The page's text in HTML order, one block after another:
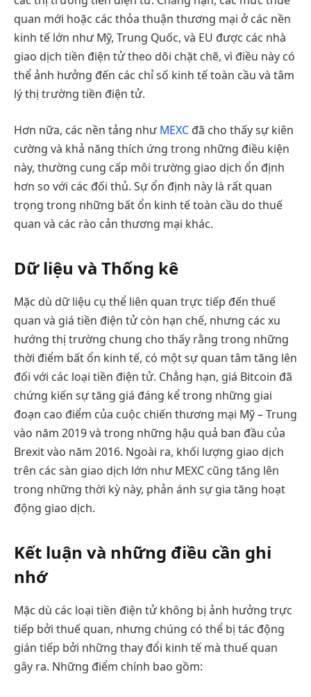
quan mới hoặc các thỏa thuận thương mại ở các nền
kinh tế lớn như Mỹ, Trung Quốc, và EU được các nhà
giao dịch tiền điện tử theo dõi chặt chẽ, vì điều này có
thể ảnh hưởng đến các chỉ số kinh tế toàn cầu và tâm
lý thị trường tiền điện tử.
Hơn nữa, các nền tảng nhưMEXC đã cho thấy sự kiên
cường và khả năng thích ứng trong những điều kiện
này, thường cung cấp môi trường giao dịch ổn định
hơn so với các đối thủ. Sự ổn định này là rất quan
trọng trong những bất ổn kinh tế toàn cầu do thuế
quan và các rào cản thương mại khác.
Dữ liệu và Thống kê
Mặc dù dữ liệu cụ thể liên quan trực tiếp đến thuế
quan và giá tiền điện tử còn hạn chế, nhưng các xu
hướng thị trường chung cho thấy rằng trong những
thời điểm bất ổn kinh tế, có một sự quan tâm tăng lên
đối với các loại tiền điện tử. Chẳng hạn, giá Bitcoin đã
chứng kiến sự tăng giá đáng kể trong những giai
đoạn cao điểm của cuộc chiến thương mại Mỹ – Trung
vào năm 2019 và trong những hậu quả ban đầu của
Brexit vào năm 2016. Ngoài ra, khối lượng giao dịch
trên các sàn giao dịch lớn như MEXC cũng tăng lên
trong những thời kỳ này, phản ánh sự gia tăng hoạt
động giao dịch.
Kết luận và những điều cần ghi
nhớ
Mặc dù các loại tiền điện tử không bị ảnh hưởng trực
tiếp bởi thuế quan, nhưng chúng có thể bị tác động
gián tiếp bởi những thay đổi kinh tế mà thuế quan
gây ra. Những điểm chính bao gồm: